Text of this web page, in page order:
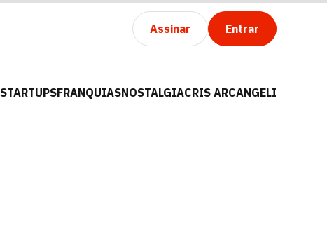
Assinar Entrar
STARTUPSFRANQUIASNOSTALGIACRIS ARCANGELI